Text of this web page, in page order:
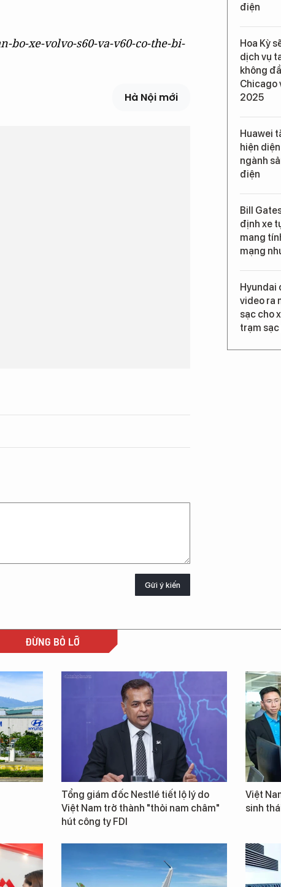
bo-xe-volvo-s60-va-v60-co-the-bi-
Hà Nội mới
Gửi ý kiến
điện
Hoa Kỳ
dịch vụ
không
Chicago
2025
Huawei
hiện
ngành
điện
Bill
định xe
mang
mạng
Hyundai
video ra
sạc cho
trạm sạc
ĐỪNG BỎ LỠ
Tổng giám đốc Nestlé tiết lộ lý do
Việt Nam trở thành "thỏi nam châm"
hút công ty FDI
Việt
sinh